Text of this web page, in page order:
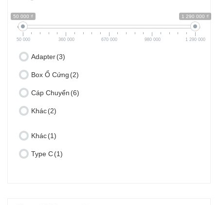
50 000 ₫ 1 290 000 ₫
50 000 360 000 670 000 980 000 1 290 000
Adapter(3)
Box Ổ Cứng (2)
Cáp Chuyển (6)
Khác(2)
Khác(1)
Type C(1)